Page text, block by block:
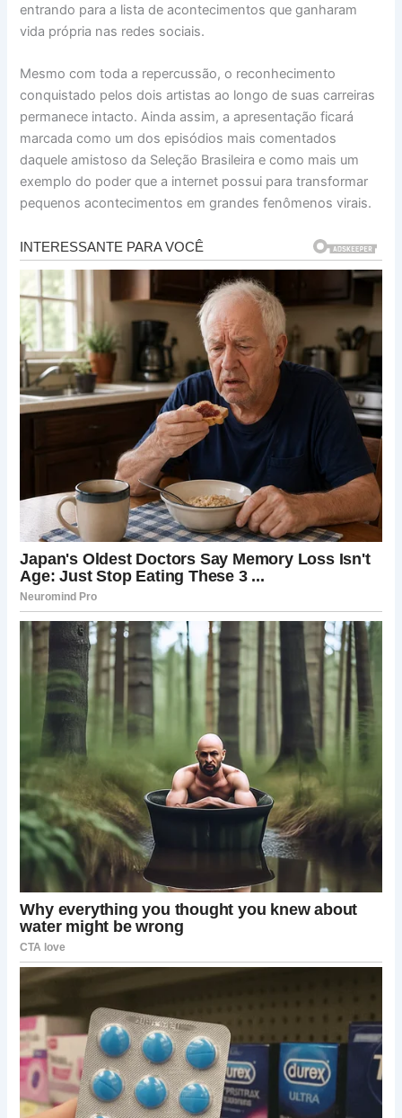
entrando para a lista de acontecimentos que ganharam
vida própria nas redes sociais.
Mesmo com toda a repercussão, o reconhecimento
conquistado pelos dois artistas ao longo de suas carreiras
permanece intacto. Ainda assim, a apresentação ficará
marcada como um dos episódios mais comentados
daquele amistoso da Seleção Brasileira e como mais um
exemplo do poder que a internet possui para transformar
pequenos acontecimentos em grandes fenômenos virais.